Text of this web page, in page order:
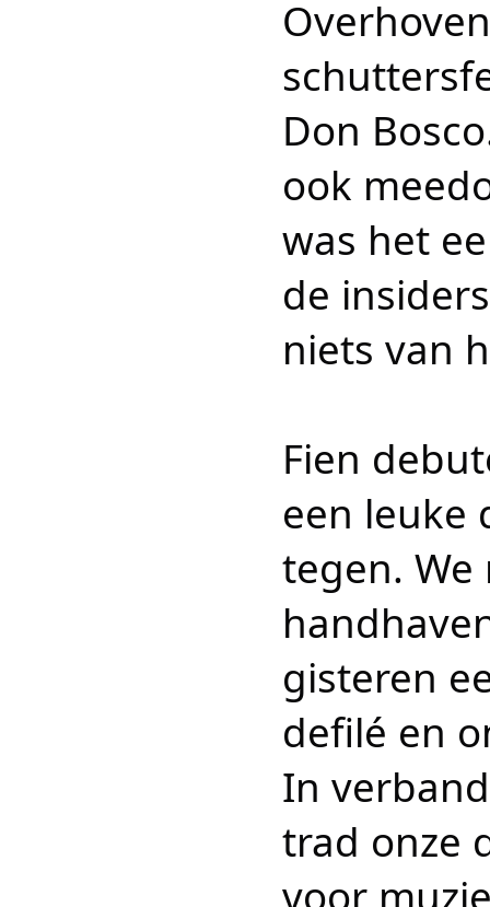
Don
ook
was het
de
niets van
Fien
een leuke
tegen.
gisteren
defilé en
In
trad onze